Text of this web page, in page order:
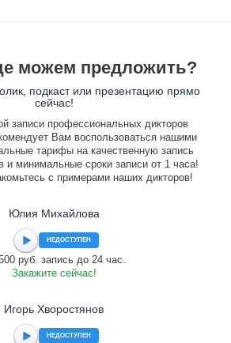
можем предложить?
подкаст или презентацию прямо
сейчас!
записи профессиональных дикторов
Вам воспользоваться нашими
тарифы на качественную запись
и минимальные сроки записи от 1 часа!
с примерами наших дикторов!
Юлия Михайлова
НЕДОСТУПЕН
руб. запись до 24 час.
Закажите сейчас!
Игорь Хворостянов
НЕДОСТУПЕН